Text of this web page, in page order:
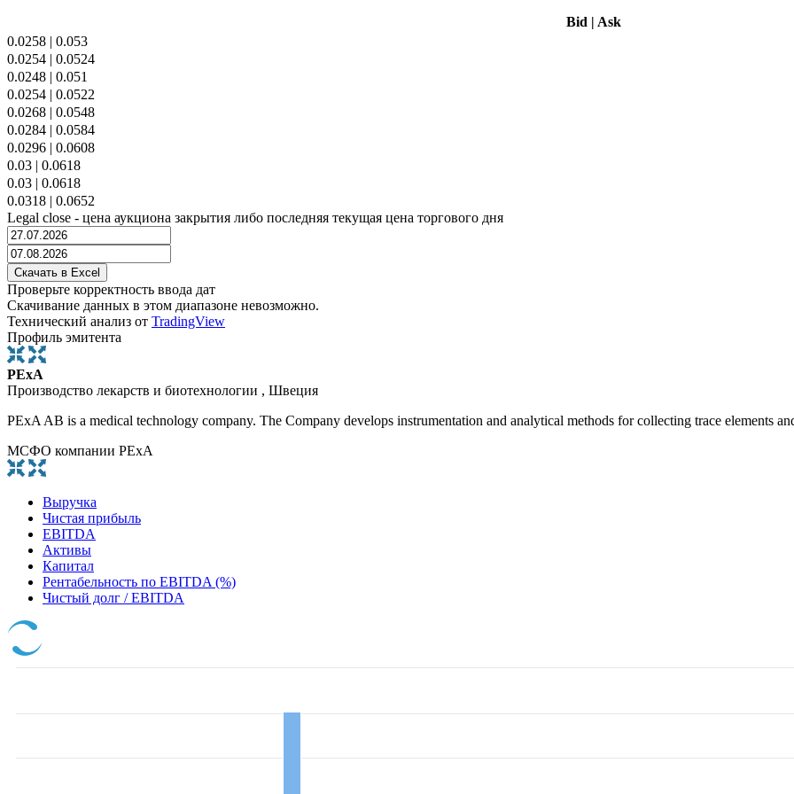
Bid | Ask
0.0258 | 0.053
0.0254 | 0.0524
0.0248 | 0.051
0.0254 | 0.0522
0.0268 | 0.0548
0.0284 | 0.0584
0.0296 | 0.0608
0.03 | 0.0618
0.03 | 0.0618
0.0318 | 0.0652
Legal close - цена аукциона закрытия либо последняя текущая цена торгового дня
Проверьте корректность ввода дат
Скачивание данных в этом диапазоне невозможно.
Технический анализ от TradingView
Профиль эмитента
PExA
Производство лекарств и биотехнологии , Швеция
PExA AB is a medical technology company. The Company develops instrumentation and analytical methods for collecting trace elements
МСФО компании PExA
Выручка
Чистая прибыль
EBITDA
Активы
Капитал
Рентабельность по EBITDA (%)
Чистый долг / EBITDA